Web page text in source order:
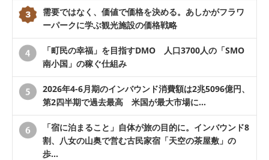
需要ではなく、価値で価格を決める。あしかがフラワ
ーパークに学ぶ観光施設の価格戦略
「町民の幸福」を目指すDMO 人口3700人の「SMO
南小国」の稼ぐ仕組み
2026年4-6月期のインバウンド消費額は2兆5096億円、
第2四半期で過去最高 米国が最大市場に…
「宿に泊まること」自体が旅の目的に。インバウンド8
割、八女の山奥で営む古民家宿「天空の茶屋敷」の
歩…